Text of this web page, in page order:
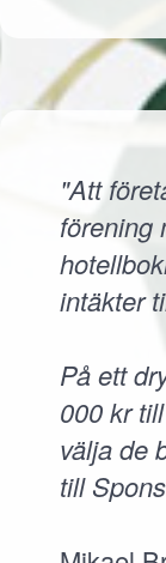
"Att
förening
intäkter
På ett
000 kr
välja de
till